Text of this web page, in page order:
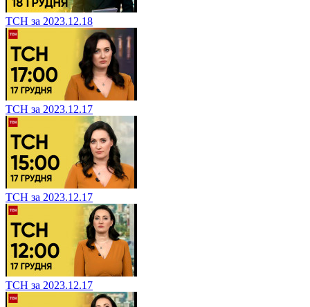
ТСН за 2023.12.18
ТСН за 2023.12.17
ТСН за 2023.12.17
ТСН за 2023.12.17